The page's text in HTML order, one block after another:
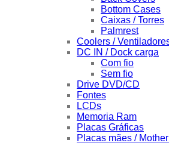
Bottom Cases
Caixas / Torres
Palmrest
Coolers /
DC IN / Dock carga
Com fio
Sem fio
Drive DVD/CD
Fontes
LCDs
Memoria Ram
Placas Gráficas
Placas mães /